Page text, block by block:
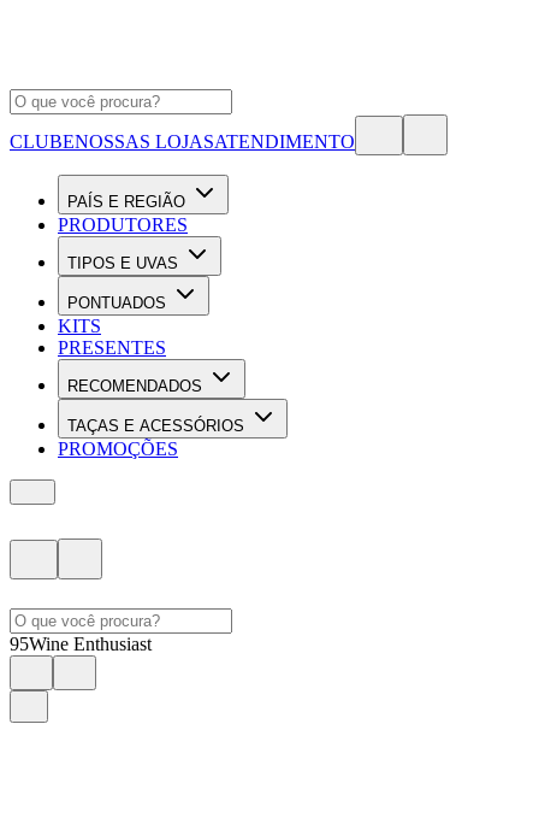
CLUBENOSSAS LOJASATENDIMENTO
PAÍS E REGIÃO
PRODUTORES
TIPOS E UVAS
PONTUADOS
KITS
PRESENTES
RECOMENDADOS
TAÇAS E ACESSÓRIOS
PROMOÇÕES
95Wine Enthusiast